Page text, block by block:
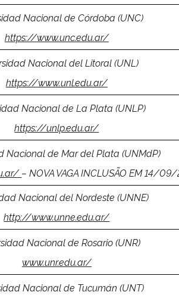
Nacional de Córdoba (UNC)
https://www.unc.edu.ar/
Nacional del Litoral (UNL)
https://www.unl.edu.ar/
Nacional de La Plata (UNLP)
https://unlp.edu.ar/
Nacional de Mar del Plata (UNMdP)
– NOVA VAGA INCLUSÃO EM 14/
Nacional del Nordeste (UNNE)
http://www.unne.edu.ar/
Nacional de Rosario (UNR)
www.unr.edu.ar/
Nacional de Tucumán (UNT)